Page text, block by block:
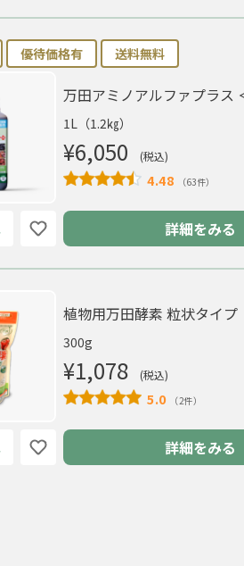
優待価格有 送料無料
万田アミノアルファプラス
1L（1.2㎏）
¥6,050 (税込)
4.48 （63件）
詳細をみる
植物用万田酵素 粒状タイプ
300g
¥1,078 (税込)
5.0 （2件）
詳細をみる